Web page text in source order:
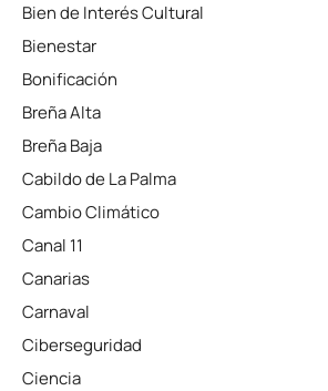
Bien de Interés Cultural
Bienestar
Bonificación
Breña Alta
Breña Baja
Cabildo de La Palma
Cambio Climático
Canal 11
Canarias
Carnaval
Ciberseguridad
Ciencia